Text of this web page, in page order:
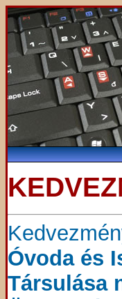
Óvoda és
Társulása